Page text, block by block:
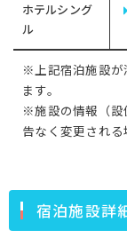
ホテルシング
ル
※上記宿泊施設が
ます。
※施設の情報（設
告なく変更される
宿泊施設詳